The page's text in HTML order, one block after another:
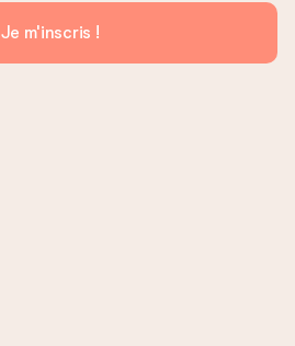
Je m'inscris !